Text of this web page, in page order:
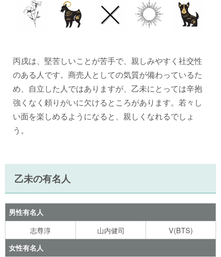
丙戌は、堅苦しいことが苦手で、親しみやすく社交性
のある人です。商売人としての気質が備わっているた
め、自立した人ではありますが、乙未にとっては辛抱
強くなく頼りがいに欠けるところがあります。若々し
い面を楽しめるようになると、親しくなれるでしょ
う。
乙未の有名人
男性有名人
志尊淳 山内健司 V(BTS)
女性有名人